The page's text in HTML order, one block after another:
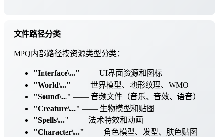
文件路径分类
MPQ内部路径按资源类型分类：
"Interface\..." —— UI界面资源和图标
"World\..." —— 世界模型、地形纹理、WMO
"Sound\..." —— 音频文件（音乐、音效、语音）
"Creature\..." —— 生物模型和贴图
"Spells\..." —— 法术特效和动画
"Character\..." —— 角色模型、发型、肤色贴图